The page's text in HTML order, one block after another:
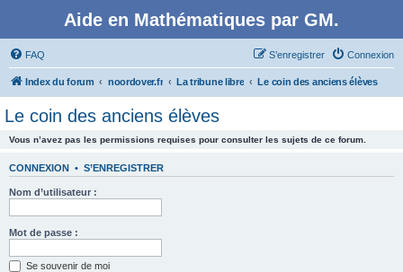
Aide en Mathématiques par GM.
FAQ Connexion
S’enregistrer
Index du forum noordover.fr La tribune libre Le coin des anciens élèves
Le coin des anciens élèves
Vous n’avez pas les permissions requises pour consulter les sujets de ce forum.
CONNEXION • S’ENREGISTRER
Nom d’utilisateur :
Mot de passe :
Se souvenir de moi